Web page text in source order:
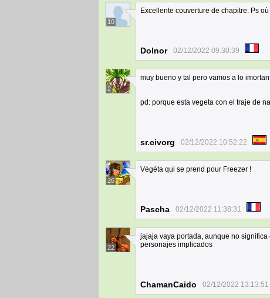
10
Excellente couverture de chapitre. Ps
Dolnor 02/12/2022 09:30:39
2
muy bueno y tal pero vamos a lo
pd: porque esta vegeta con el traje de
sr.civorg 02/12/2022 10:52:22
26
Végéta qui se prend pour Freezer !
Pascha 02/12/2022 11:38:31
22
jajaja vaya portada, aunque no
personajes implicados
ChamanCaido 02/12/2022 13:13:51